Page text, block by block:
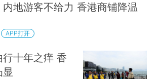
内地游客不给力 香港商铺降温
APP打开
行十年之痒 香